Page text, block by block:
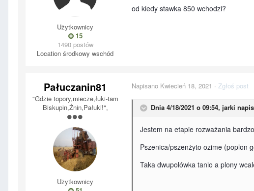
Użytkownicy
15
1490 postów
Location środkowy wschód
od kiedy stawka 850 wchodzi?
Pałuczanin81
"Gdzie topory,miecze,łuki-tam
Biskupin,Żnin,Pałuki!",
Użytkownicy
Napisano Kwiecień 18, 2021 · Zgłoś post
Dnia 4/18/2021 o 09:54, jarki
Jestem na etapie rozważania
Pszenica/pszenżyto ozime (poplon
Taka dwupolówka tanio a plony